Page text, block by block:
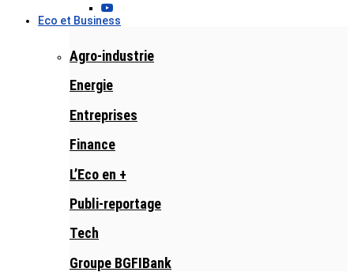
Eco et Business
Agro-industrie
Energie
Entreprises
Finance
L’Eco en +
Publi-reportage
Tech
Groupe BGFIBank